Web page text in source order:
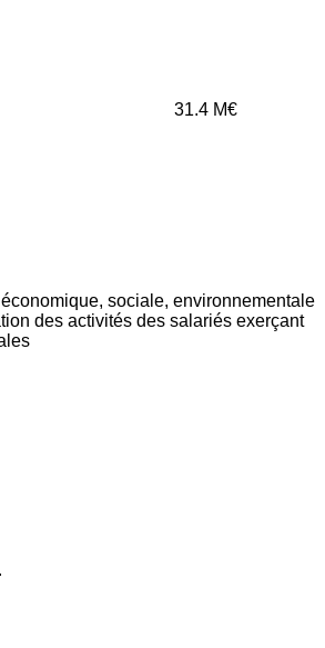
31.4 M€
sociale, environnementale
des activités des salariés exerçant